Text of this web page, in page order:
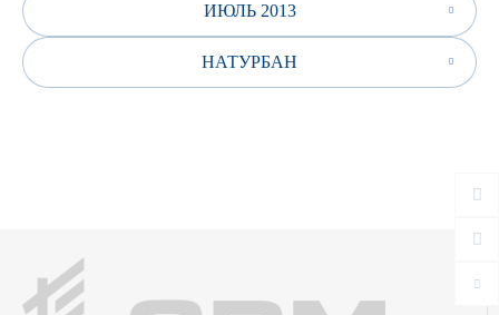
ИЮЛЬ 2013
НАТУРБАН